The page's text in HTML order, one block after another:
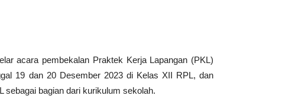
acara pembekalan Praktek Kerja Lapangan (PKL)
19 dan 20 Desember 2023 di Kelas XII RPL, dan
sebagai bagian dari kurikulum sekolah.